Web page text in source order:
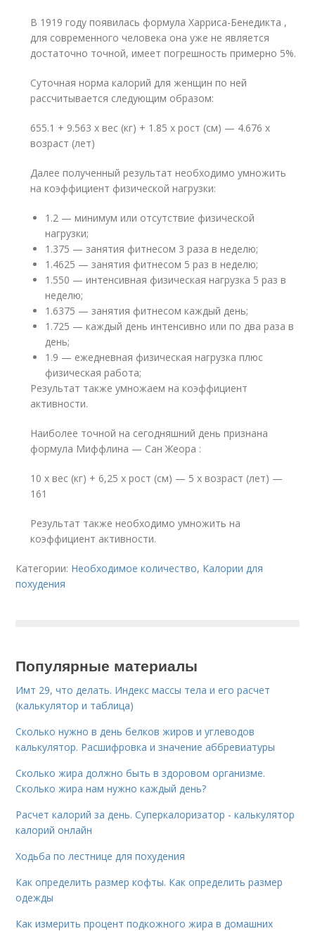
В 1919 году появилась формула Харриса-Бенедикта ,
для современного человека она уже не является
достаточно точной, имеет погрешность примерно 5%.
Суточная норма калорий для женщин по ней
рассчитывается следующим образом:
655.1 + 9.563 х вес (кг) + 1.85 х рост (см) — 4.676 х
возраст (лет)
Далее полученный результат необходимо умножить
на коэффициент физической нагрузки:
1.2 — минимум или отсутствие физической
нагрузки;
1.375 — занятия фитнесом 3 раза в неделю;
1.4625 — занятия фитнесом 5 раз в неделю;
1.550 — интенсивная физическая нагрузка 5 раз в
неделю;
1.6375 — занятия фитнесом каждый день;
1.725 — каждый день интенсивно или по два раза в
день;
1.9 — ежедневная физическая нагрузка плюс
физическая работа;
Результат также умножаем на коэффициент
активности.
Наиболее точной на сегодняшний день признана
формула Миффлина — Сан Жеора :
10 х вес (кг) + 6,25 х рост (см) — 5 х возраст (лет) —
161
Результат также необходимо умножить на
коэффициент активности.
Категории: Необходимое количество, Калории для
похудения
Популярные материалы
Имт 29, что делать. Индекс массы тела и его расчет
(калькулятор и таблица)
Сколько нужно в день белков жиров и углеводов
калькулятор. Расшифровка и значение аббревиатуры
Сколько жира должно быть в здоровом организме.
Сколько жира нам нужно каждый день?
Расчет калорий за день. Суперкалоризатор - калькулятор
калорий онлайн
Ходьба по лестнице для похудения
Как определить размер кофты. Как определить размер
одежды
Как измерить процент подкожного жира в домашних